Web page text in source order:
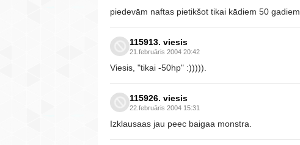
piedevām naftas pietikšot tikai kādiem 50 gadiem.
115913. viesis
21.februāris 2004 20:42
Viesis, "tikai -50hp" :))))).
115926. viesis
22.februāris 2004 15:31
Izklausaas jau peec baigaa monstra.